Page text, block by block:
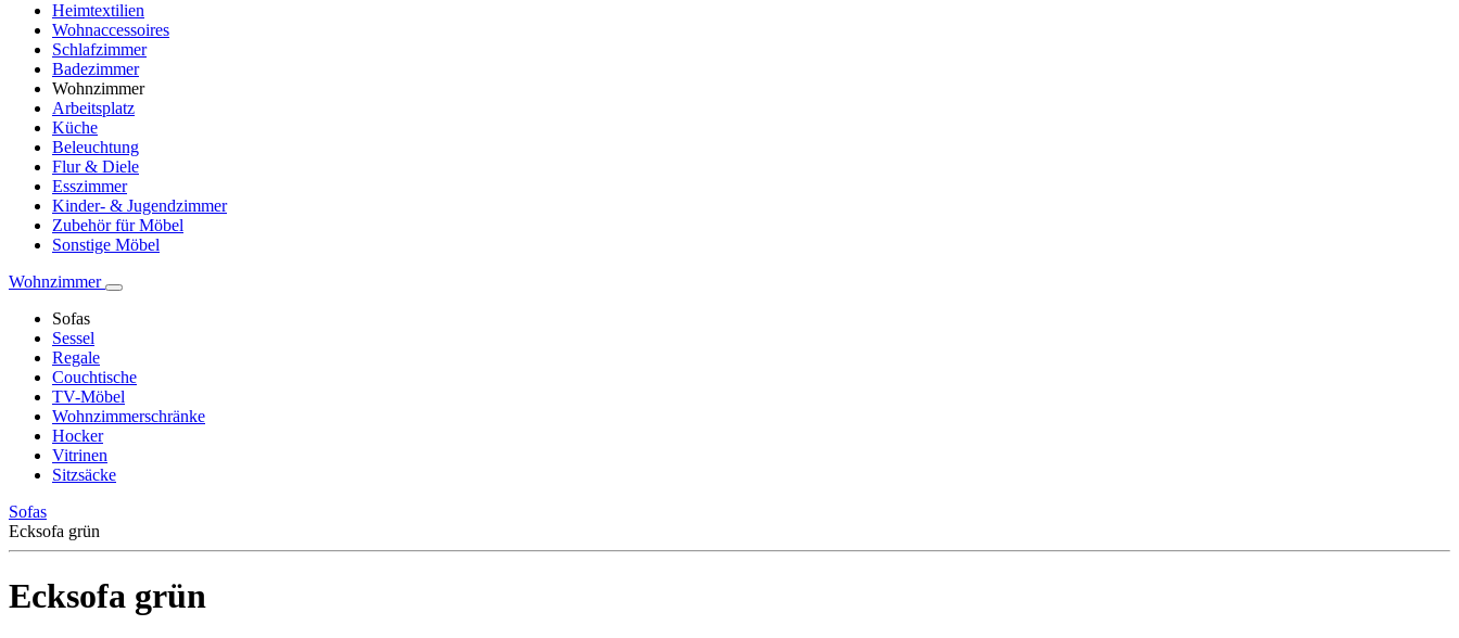
Heimtextilien
Wohnaccessoires
Schlafzimmer
Badezimmer
Wohnzimmer
Arbeitsplatz
Küche
Beleuchtung
Flur & Diele
Esszimmer
Kinder- & Jugendzimmer
Zubehör für Möbel
Sonstige Möbel
Wohnzimmer
Sofas
Sessel
Regale
Couchtische
TV-Möbel
Wohnzimmerschränke
Hocker
Vitrinen
Sitzsäcke
Sofas
Ecksofa grün
Ecksofa grün